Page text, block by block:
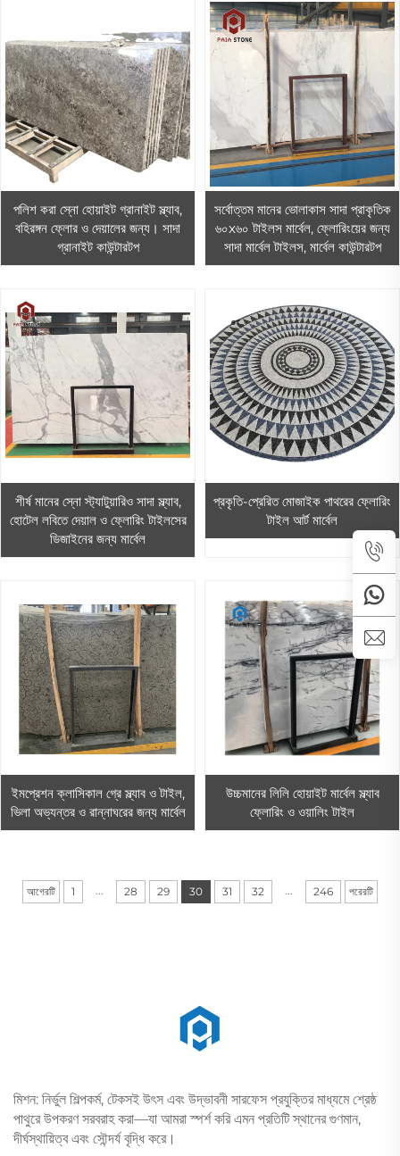
পলিশ করা স্নো হোয়াইট গ্রানাইট স্ল্যাব,
বহিরঙ্গন ফ্লোর ও দেয়ালের জন্য। সাদা
গ্রানাইট কাউন্টারটপ
সর্বোত্তম মানের ভোলাকাস সাদা প্রাকৃতিক
৬০x৬০ টাইলস মার্বেল, ফ্লোরিংয়ের জন্য
সাদা মার্বেল টাইলস, মার্বেল কাউন্টারটপ
শীর্ষ মানের স্নো স্ট্যাটুয়ারিও সাদা স্ল্যাব,
হোটেল লবিতে দেয়াল ও ফ্লোরিং টাইলসের
ডিজাইনের জন্য মার্বেল
প্রকৃতি-প্রেরিত মোজাইক পাথরের ফ্লোরিং
টাইল আর্ট মার্বেল
ইমপ্রেশন ক্লাসিকাল গ্রে স্ল্যাব ও টাইল,
ভিলা অভ্যন্তর ও রান্নাঘরের জন্য মার্বেল
উচ্চমানের লিলি হোয়াইট মার্বেল স্ল্যাব
ফ্লোরিং ও ওয়ালিং টাইল
আগেরটি 1 ... 28 29 30 31 32 ... 246 পরেরটি
মিশন: নির্ভুল শিল্পকর্ম, টেকসই উৎস এবং উদ্ভাবনী সারফেস প্রযুক্তির মাধ্যমে শ্রেষ্ঠ
পাথুরে উপকরণ সরবরাহ করা—যা আমরা স্পর্শ করি এমন প্রতিটি স্থানের গুণমান,
দীর্ঘস্থায়িত্ব এবং সৌন্দর্য বৃদ্ধি করে।